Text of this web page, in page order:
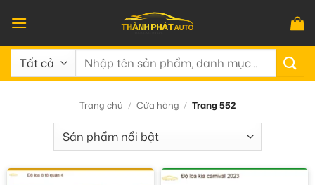
qua
nội
dung
Tìm
Trang chủ / Cửa hàng / Trang 552